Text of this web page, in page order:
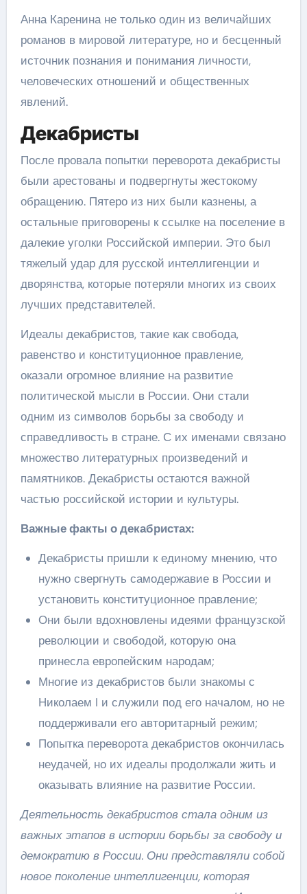
Анна Каренина не только один из величайших
романов в мировой литературе, но и бесценный
источник познания и понимания личности,
человеческих отношений и общественных
явлений.
Декабристы
После провала попытки переворота декабристы
были арестованы и подвергнуты жестокому
обращению. Пятеро из них были казнены, а
остальные приговорены к ссылке на поселение в
далекие уголки Российской империи. Это был
тяжелый удар для русской интеллигенции и
дворянства, которые потеряли многих из своих
лучших представителей.
Идеалы декабристов, такие как свобода,
равенство и конституционное правление,
оказали огромное влияние на развитие
политической мысли в России. Они стали
одним из символов борьбы за свободу и
справедливость в стране. С их именами связано
множество литературных произведений и
памятников. Декабристы остаются важной
частью российской истории и культуры.
Важные факты о декабристах:
Декабристы пришли к единому мнению, что
нужно свергнуть самодержавие в России и
установить конституционное правление;
Они были вдохновлены идеями французской
революции и свободой, которую она
принесла европейским народам;
Многие из декабристов были знакомы с
Николаем I и служили под его началом, но не
поддерживали его авторитарный режим;
Попытка переворота декабристов окончилась
неудачей, но их идеалы продолжали жить и
оказывать влияние на развитие России.
Деятельность декабристов стала одним из
важных этапов в истории борьбы за свободу и
демократию в России. Они представляли собой
новое поколение интеллигенции, которая